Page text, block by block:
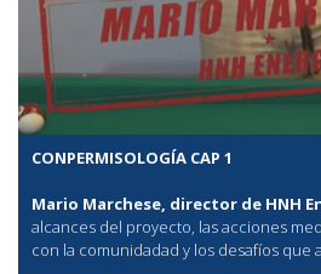
CONPERMISOLOGÍA CAP 1
Mario Marchese, director de HNH
alcances del proyecto, las acciones
con la comunidadad y los desafíos que